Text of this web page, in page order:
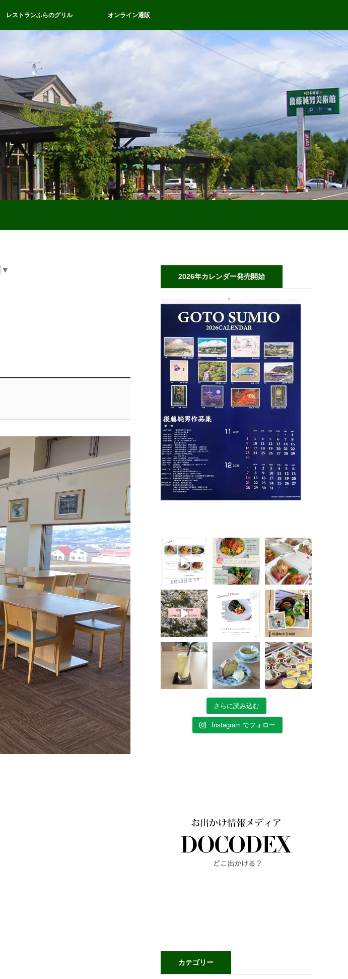
レストランふらのグリル オンライン通販
▼
2026年カレンダー発売開始
さらに読み込む
Instagram でフォロー
カテゴリー